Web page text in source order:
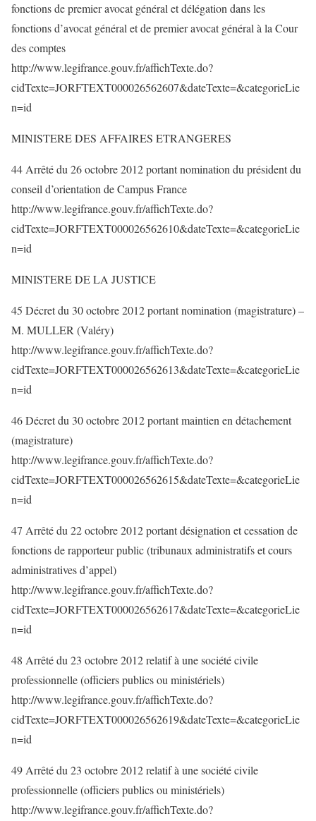
fonctions de premier avocat général et délégation dans les
fonctions d’avocat général et de premier avocat général à la Cour
des comptes
http://www.legifrance.gouv.fr/affichTexte.do?
cidTexte=JORFTEXT000026562607&dateTexte=&categorieLie
n=id
MINISTERE DES AFFAIRES ETRANGERES
44 Arrêté du 26 octobre 2012 portant nomination du président du
conseil d’orientation de Campus France
http://www.legifrance.gouv.fr/affichTexte.do?
cidTexte=JORFTEXT000026562610&dateTexte=&categorieLie
n=id
MINISTERE DE LA JUSTICE
45 Décret du 30 octobre 2012 portant nomination (magistrature) –
M. MULLER (Valéry)
http://www.legifrance.gouv.fr/affichTexte.do?
cidTexte=JORFTEXT000026562613&dateTexte=&categorieLie
n=id
46 Décret du 30 octobre 2012 portant maintien en détachement
(magistrature)
http://www.legifrance.gouv.fr/affichTexte.do?
cidTexte=JORFTEXT000026562615&dateTexte=&categorieLie
n=id
47 Arrêté du 22 octobre 2012 portant désignation et cessation de
fonctions de rapporteur public (tribunaux administratifs et cours
administratives d’appel)
http://www.legifrance.gouv.fr/affichTexte.do?
cidTexte=JORFTEXT000026562617&dateTexte=&categorieLie
n=id
48 Arrêté du 23 octobre 2012 relatif à une société civile
professionnelle (officiers publics ou ministériels)
http://www.legifrance.gouv.fr/affichTexte.do?
cidTexte=JORFTEXT000026562619&dateTexte=&categorieLie
n=id
49 Arrêté du 23 octobre 2012 relatif à une société civile
professionnelle (officiers publics ou ministériels)
http://www.legifrance.gouv.fr/affichTexte.do?